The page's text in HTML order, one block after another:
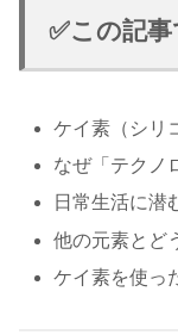
✅この記
ケイ素（シリ
なぜ「テクノ
日常生活に潜
他の元素とど
ケイ素を使っ